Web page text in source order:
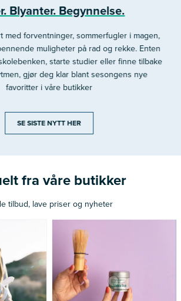
Blyanter. Begynnelse.
med forventninger, sommerfugler i magen,
muligheter på rad og rekke. Enten
starte studier eller finne tilbake
gjør deg klar blant sesongens nye
favoritter i våre butikker
SE SISTE NYTT HER
fra våre butikker
tilbud, lave priser og nyheter
325 kr